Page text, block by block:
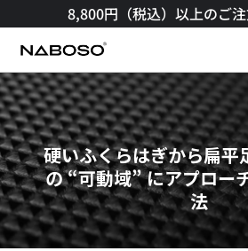
8,800円（税込）以上のご
硬いふくらはぎから扁平
の “可動域” にアプロー
法